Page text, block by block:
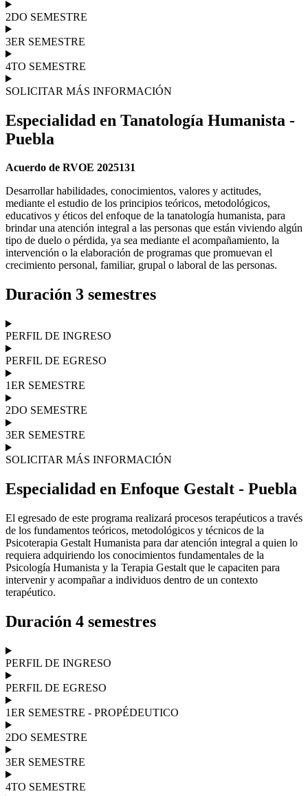
2DO SEMESTRE
3ER SEMESTRE
4TO SEMESTRE
SOLICITAR MÁS INFORMACIÓN
Especialidad en Tanatología Humanista -
Puebla
Acuerdo de RVOE 2025131
Desarrollar habilidades, conocimientos, valores y actitudes,
mediante el estudio de los principios teóricos, metodológicos,
educativos y éticos del enfoque de la tanatología humanista, para
brindar una atención integral a las personas que están viviendo algún
tipo de duelo o pérdida, ya sea mediante el acompañamiento, la
intervención o la elaboración de programas que promuevan el
crecimiento personal, familiar, grupal o laboral de las personas.
Duración 3 semestres
PERFIL DE INGRESO
PERFIL DE EGRESO
1ER SEMESTRE
2DO SEMESTRE
3ER SEMESTRE
SOLICITAR MÁS INFORMACIÓN
Especialidad en Enfoque Gestalt - Puebla
El egresado de este programa realizará procesos terapéuticos a través
de los fundamentos teóricos, metodológicos y técnicos de la
Psicoterapia Gestalt Humanista para dar atención integral a quien lo
requiera adquiriendo los conocimientos fundamentales de la
Psicología Humanista y la Terapia Gestalt que le capaciten para
intervenir y acompañar a individuos dentro de un contexto
terapéutico.
Duración 4 semestres
PERFIL DE INGRESO
PERFIL DE EGRESO
1ER SEMESTRE - PROPÉDEUTICO
2DO SEMESTRE
3ER SEMESTRE
4TO SEMESTRE